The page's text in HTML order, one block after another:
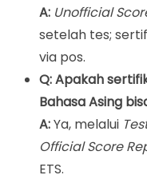
A: Unofficial
setelah tes;
via pos.
Q: Apakah
Bahasa Asing
A:Ya, melalui
Official Score
ETS.